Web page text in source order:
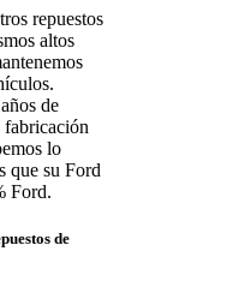
repuestos
altos
de
fabricación
lo
que su Ford
Ford.
de